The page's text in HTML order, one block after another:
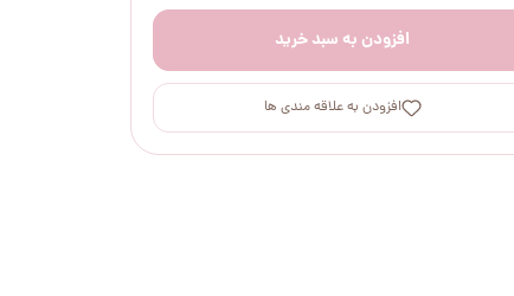
افزودن به سبد خرید
افزودن به علاقه مندی ها